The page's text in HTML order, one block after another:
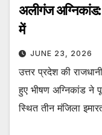
अलीगंज
में
JUNE 23, 2026
उत्तर प्रदेश की
हुए भीषण अग्निकांड ने
स्थित तीन मंजिला